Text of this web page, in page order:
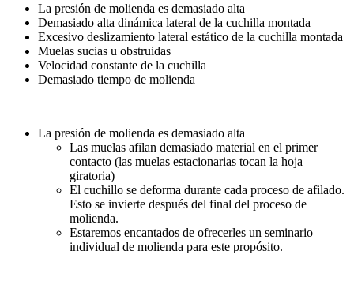
La presión de molienda es demasiado alta
Demasiado alta dinámica lateral de la cuchilla montada
Excesivo deslizamiento lateral estático de la cuchilla montada
Muelas sucias u obstruidas
Velocidad constante de la cuchilla
Demasiado tiempo de molienda
La presión de molienda es demasiado alta
Las muelas afilan demasiado material en el primer
contacto (las muelas estacionarias tocan la hoja
giratoria)
El cuchillo se deforma durante cada proceso de afilado.
Esto se invierte después del final del proceso de
molienda.
Estaremos encantados de ofrecerles un seminario
individual de molienda para este propósito.